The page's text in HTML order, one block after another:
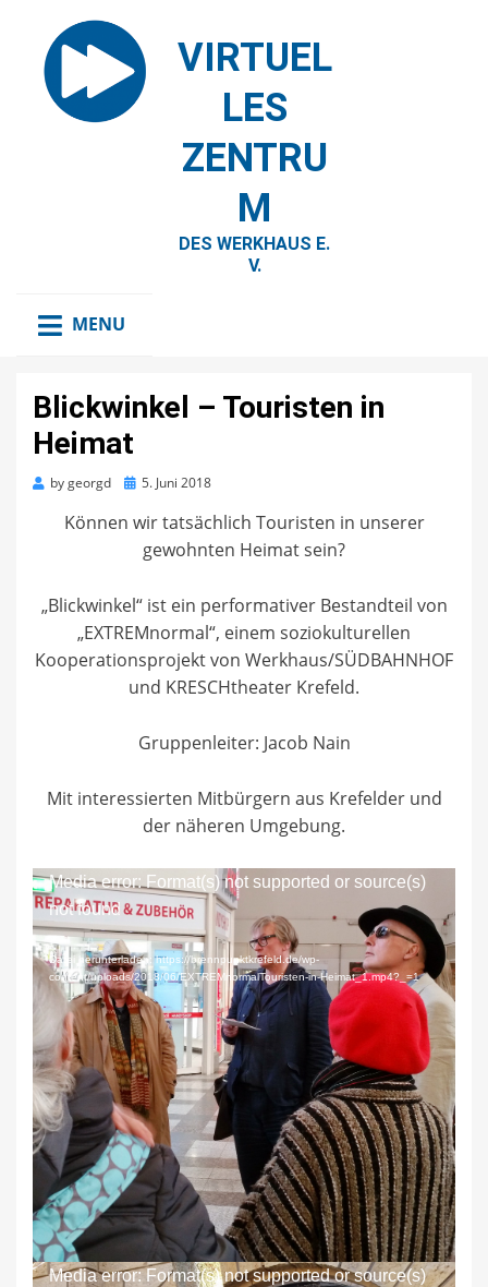
VIRTUEL
LES
ZENTRU
M
DES WERKHAUS E.
V.
MENU
Blickwinkel – Touristen in
Heimat
bygeorgd
Posted
5. Juni 2018
Können wir tatsächlich Touristen in unserer
gewohnten Heimat sein?
„Blickwinkel“ ist ein performativer Bestandteil von
„EXTREMnormal“, einem soziokulturellen
Kooperationsprojekt von Werkhaus/SÜDBAHNHOF
und KRESCHtheater Krefeld.
Gruppenleiter: Jacob Nain
Mit interessierten Mitbürgern aus Krefelder und
der näheren Umgebung.
Video-
Player
Media error: Format(s) not supported or source(s)
not found
Datei herunterladen: https://brennpunktkrefeld.de/wp-
content/uploads/2018/06/EXTREMnormalTouristen-in-Heimat_1.mp4?_=1
Die Führung erfolgte ausschließlich im Krefelder
Süden an authentischen Orten.
Video-
Media error: Format(s) not supported or source(s)